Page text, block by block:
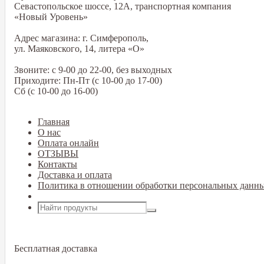
Севастопольское шоссе, 12А, транспортная компания
«Новый Уровень»
Адрес магазина: г. Симферополь,
ул. Маяковского, 14, литера «О»
Звоните: с 9-00 до 22-00, без выходных
Приходите: Пн-Пт (с 10-00 до 17-00)
Сб (с 10-00 до 16-00)
Главная
О нас
Оплата онлайн
ОТЗЫВЫ
Контакты
Доставка и оплата
Политика в отношении обработки персональных
Бесплатная доставка